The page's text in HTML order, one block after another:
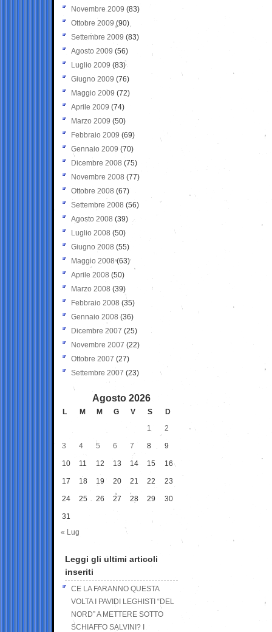
Novembre 2009 (83)
Ottobre 2009 (90)
Settembre 2009 (83)
Agosto 2009 (56)
Luglio 2009 (83)
Giugno 2009 (76)
Maggio 2009 (72)
Aprile 2009 (74)
Marzo 2009 (50)
Febbraio 2009 (69)
Gennaio 2009 (70)
Dicembre 2008 (75)
Novembre 2008 (77)
Ottobre 2008 (67)
Settembre 2008 (56)
Agosto 2008 (39)
Luglio 2008 (50)
Giugno 2008 (55)
Maggio 2008(63)
Aprile 2008 (50)
Marzo 2008 (39)
Febbraio 2008 (35)
Gennaio 2008 (36)
Dicembre 2007 (25)
Novembre 2007 (22)
Ottobre 2007 (27)
Settembre 2007 (23)
Agosto 2026
L M M G V S
D
1
2
3 4 5 6 7 8 9
10 11 12 13 14 15 16
17 18 19 20 21 22 23
24 25 26 27 28 29 30
31
« Lug
Leggi gli ultimi articoli
inseriti
CE LA FARANNO QUESTA
VOLTA I PAVIDI LEGHISTI “DEL
NORD” A METTERE SOTTO
SCHIAFFO SALVINI? I